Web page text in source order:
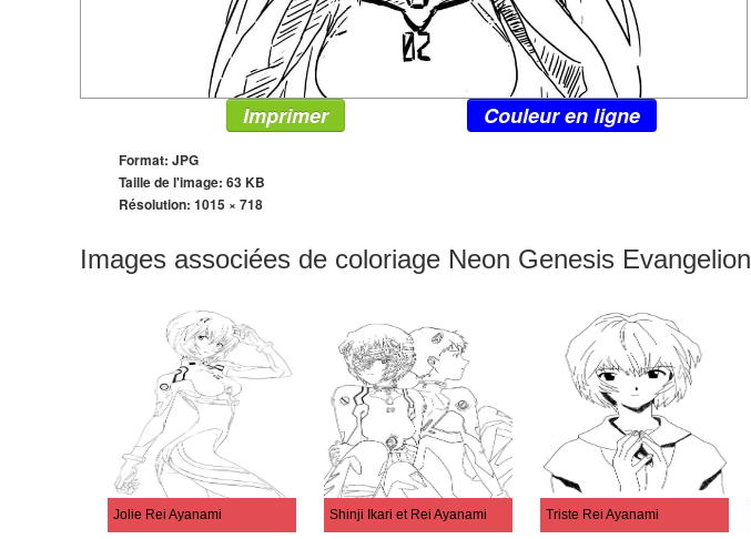
Imprimer Couleur en ligne
Format: JPG
Taille de l'image: 63 KB
Résolution: 1015 × 718
Images associées de coloriage Neon Genesis Evangelion
Jolie Rei Ayanami Shinji Ikari et Rei Ayanami Triste Rei Ayanami